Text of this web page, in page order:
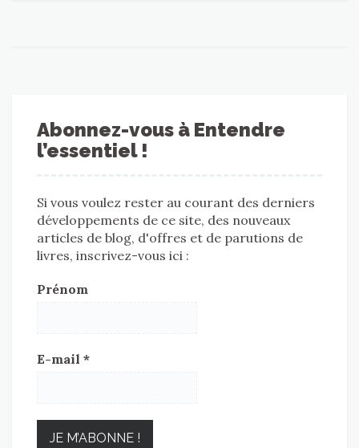
Abonnez-vous à Entendre
l’essentiel !
Si vous voulez rester au courant des derniers
développements de ce site, des nouveaux
articles de blog, d'offres et de parutions de
livres, inscrivez-vous ici :
Prénom
E-mail *